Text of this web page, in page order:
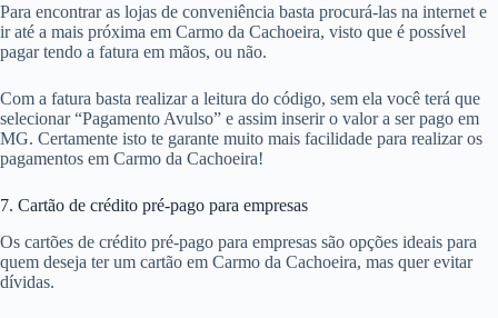
Para encontrar as lojas de conveniência basta procurá-las na internet e
ir até a mais próxima em Carmo da Cachoeira, visto que é possível
pagar tendo a fatura em mãos, ou não.
Com a fatura basta realizar a leitura do código, sem ela você terá que
selecionar “Pagamento Avulso” e assim inserir o valor a ser pago em
MG. Certamente isto te garante muito mais facilidade para realizar os
pagamentos em Carmo da Cachoeira!
7. Cartão de crédito pré-pago para empresas
Os cartões de crédito pré-pago para empresas são opções ideais para
quem deseja ter um cartão em Carmo da Cachoeira, mas quer evitar
dívidas.